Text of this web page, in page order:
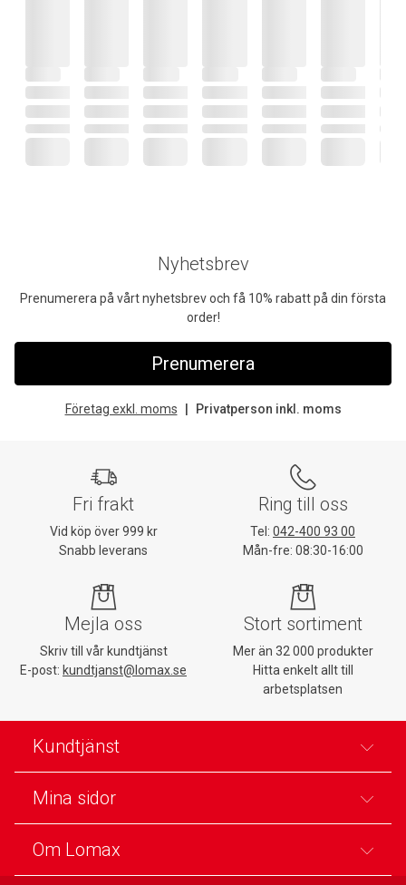
Nyhetsbrev
Prenumerera på vårt nyhetsbrev och få 10% rabatt på din första
order!
Prenumerera
Företag exkl. moms Privatperson inkl. moms
Fri frakt
Vid köp över 999 kr
Snabb leverans
Ring till oss
Tel: 042-400 93 00
Mån-fre: 08:30-16:00
Mejla oss
Skriv till vår kundtjänst
E-post: kundtjanst@lomax.se
Stort sortiment
Mer än 32 000 produkter
Hitta enkelt allt till
arbetsplatsen
Kundtjänst
Mina sidor
Om Lomax